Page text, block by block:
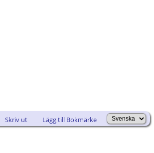
Skriv ut Lägg till Bokmärke